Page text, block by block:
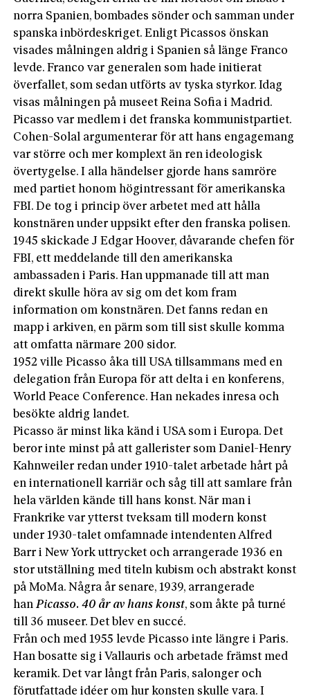
norra Spanien, bombades sönder och samman under
spanska inbördeskriget. Enligt Picassos önskan
visades målningen aldrig i Spanien så länge Franco
levde. Franco var generalen som hade initierat
överfallet, som sedan utförts av tyska styrkor. Idag
visas målningen på museet Reina Sofia i Madrid.
Picasso var medlem i det franska kommunistpartiet.
Cohen-Solal argumenterar för att hans engagemang
var större och mer komplext än ren ideo­logisk
övertygelse. I alla händelser gjorde hans samröre
med partiet honom högintressant för amerikanska
FBI. De tog i princip över arbetet med att hålla
konstnären under uppsikt efter den franska polisen.
1945 skickade J Edgar Hoover, dåvarande chefen för
FBI, ett meddelande till den amerikanska
ambassaden i Paris. Han uppmanade till att man
direkt skulle höra av sig om det kom fram
information om konstnären. Det fanns redan en
mapp i arkiven, en pärm som till sist skulle komma
att omfatta närmare 200 sidor.
1952 ville Picasso åka till USA tillsammans med en
delegation från Europa för att delta i en konferens,
World Peace­ Conference. Han nekades inresa och
besökte aldrig landet.
Picasso är minst lika känd i USA som i Europa. Det
beror inte minst på att gallerister som Daniel-Henry
Kahnweiler redan under 1910-talet arbetade hårt på
en internationell karriär och såg till att samlare från
hela världen kände till hans konst. När man i
Frankrike var ytterst tveksam till modern konst
under 1930-talet omfamnade intendenten Alfred
Barr i New York uttrycket och arrangerade 1936 en
stor utställning med titeln kubism och abstrakt konst
på MoMa. Några år senare, 1939, arrangerade
hanPicasso. 40 år av hans konst, som åkte på turné
till 36 museer. Det blev en succé.
Från och med 1955 levde Picasso inte längre i Paris.
Han bosatte sig i Vallauris och arbetade främst med
keramik. Det var långt från Paris, salonger och
förutfattade idéer om hur konsten skulle vara. I